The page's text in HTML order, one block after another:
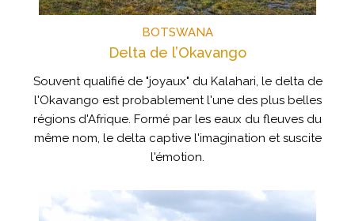
BOTSWANA
Delta de l’Okavango
Souvent qualifié de "joyaux" du Kalahari, le delta de
l'Okavango est probablement l'une des plus belles
régions d'Afrique. Formé par les eaux du fleuves du
même nom, le delta captive l'imagination et suscite
l'émotion.